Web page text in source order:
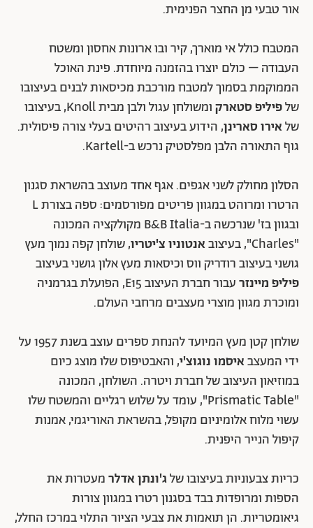
אור טבעי מן החצר הפנימית.
המטבח כולל אי מוארך, קיר ובו ארונות אחסון ומשטח
העבודה – כולם יוצרו בהזמנה מיוחדת. פינת האוכל
הממוקמת בסמוך למטבח מורכבת מכיסאות לבנים בעיצובו
שלפיליפ סטארק
ומשולחן עגול ולבן מבית Knoll, בעיצובו
שלאירו סארינן, הידוע בעיצוב רהיטים בעלי צורה פיסולית.
גוף התאורה הלבן מפלסטיק נרכש ב-Kartell.
הסלון מחולק לשני אגפים. אגף אחד מעוצב בהשראת סגנון
הרטרו ומרוהט במגוון פריטים מפורסמים: ספה בצורת L
ובגוון בז' שנרכשה ב-B&B Italia מקולקציה המכונה
"Charles", בעיצוב
אנטוניו צ'יטריו, שולחן קפה נמוך מעץ
גושני בעיצוב רודריק ווס וכיסאות מעץ אלון גושני בעיצוב
פיליפ מיינזר
עבור חברת העיצוב E15, הפועלת בגרמניה
ומוכרת מגוון מוצרי מעצבים מרחבי העולם.
שולחן קטן מעץ המיועד להנחת ספרים עוצב בשנת 1957 על
ידי המעצבאיסמו נוגוצ'י, והאבטיפוס שלו מוצג כיום
במוזיאון העיצוב של חברת ויטרה. השולחן, המכונה
"Prismatic Table", עומד על שלוש רגליים והמשטח שלו
עשוי מלוח אלומיניום מקופל, בהשראת האוריגמי, אמנות
קיפול הנייר היפנית.
כריות צבעוניות בעיצובו שלג'ונתן אדלרמעטרות את
הספות ומרופדות בבד בסגנון רטרו במגוון צורות
גיאומטריות. הן תואמות את צבעי הציור התלוי במרכז החלל,